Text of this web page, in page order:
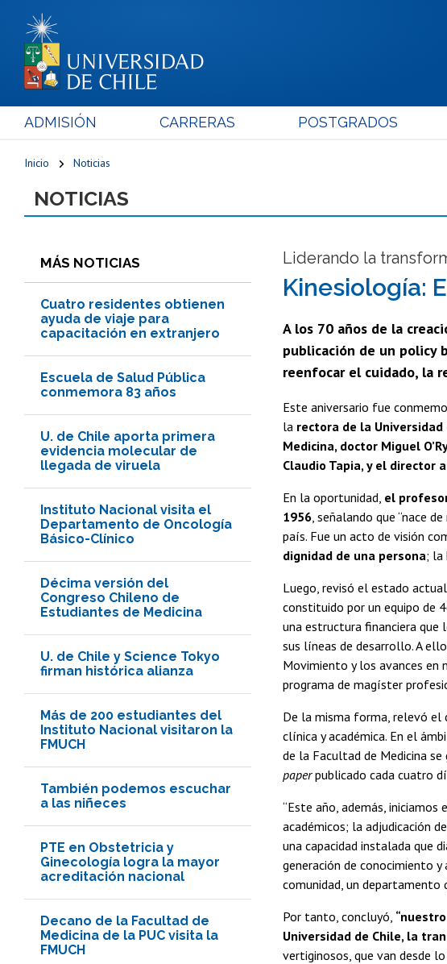
ADMISIÓN CARRERAS POSTGRADOS
Inicio Noticias
NOTICIAS
MÁS NOTICIAS
Cuatro residentes obtienen
ayuda de viaje para
capacitación en extranjero
Escuela de Salud Pública
conmemora 83 años
U. de Chile aporta primera
evidencia molecular de
llegada de viruela
Instituto Nacional visita el
Departamento de Oncología
Básico-Clínico
Décima versión del
Congreso Chileno de
Estudiantes de Medicina
U. de Chile y Science Tokyo
firman histórica alianza
Más de 200 estudiantes del
Instituto Nacional visitaron la
FMUCH
También podemos escuchar
a las niñeces
PTE en Obstetricia y
Ginecología logra la mayor
acreditación nacional
Decano de la Facultad de
Medicina de la PUC visita la
FMUCH
Liderando la
Kinesiología:
A los 70 años de la
publicación de un policy
reenfocar el cuidado, la
Este aniversario fue
la rectora de la Universidad
Medicina, doctor Miguel
Claudio Tapia, y el director
En la oportunidad, el
1956 , señalando que “nace
país. Fue un acto de visión
dignidad de una persona; la
Luego, revisó el estado
constituido por un equipo de
una estructura financiera
sus líneas de desarrollo. A
Movimiento y los avances en
programa de magíster
De la misma forma, relevó el
clínica y académica. En el
de la Facultad de Medicina
paperpublicado cada cuatro
“Este año, además,
académicos; la adjudicación
una capacidad instalada que
generación de conocimiento
comunidad, un departamento
Por tanto, concluyó,
Universidad de Chile, la
vertiginosos, que van desde